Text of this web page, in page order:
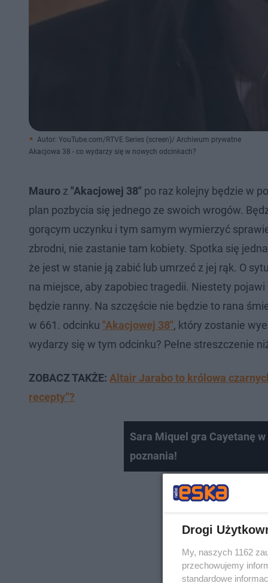
Autor: YouTube.com/RTVE Series (screen)/ Archiwum prywatne
Akacjowa 38 - co wydarzy się w nowych odcinkach?
Mauro z "Akacjowej 38" po raz kolejny będzie w
plan pozbycia się jednego ze swoich wrogów.
gorącym uczynku i tym samym wymierzyć
zbrodni, nie zastanie tam kobiety. Spotka się
że jest w stanie ją zabić lub umrzeć z jej rąk. O
na miejsce, aby zapobiec tragedii. Niestety
będzie ranny. Na szczęście nie będzie to rana
w 661. odcinku "Akacjowej 38", który zostanie
wydarzy się w tym odcinku? Pełne streszczenie
ZOBACZ TAKŻE: Altair Jarabo to królowa
recepty”?
Sara Miquel gra Cayetanę
poznania!
Drogi
My, naszych 1162
przechowujemy
standardowe